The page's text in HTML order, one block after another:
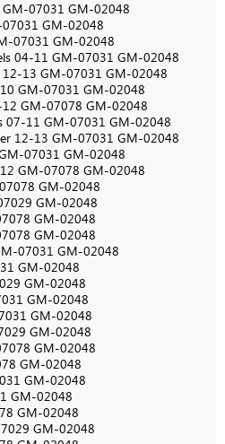
GM-07031 GM-02048
GM-02048
07031 GM-02048
04-11 GM-07031 GM-02048
12-13 GM-07031 GM-02048
GM-07031 GM-02048
12 GM-07078 GM-02048
07-11 GM-07031 GM-02048
12-13 GM-07031 GM-02048
07031 GM-02048
GM-07078 GM-02048
GM-02048
GM-02048
GM-02048
GM-02048
07031 GM-02048
GM-02048
GM-02048
GM-02048
GM-02048
GM-02048
GM-02048
GM-02048
GM-02048
GM-02048
GM-02048
GM-02048